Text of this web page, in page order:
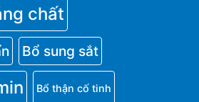
chất
Bổ sung sắt
Bổ thận cố tinh